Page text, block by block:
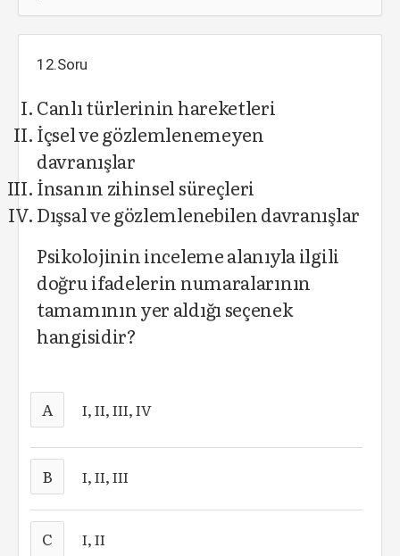
12.Soru
Canlı türlerinin hareketleri
İçsel ve gözlemlenemeyen
davranışlar
İnsanın zihinsel süreçleri
Dışsal ve gözlemlenebilen davranışlar
Psikolojinin inceleme alanıyla ilgili
doğru ifadelerin numaralarının
tamamının yer aldığı seçenek
hangisidir?
A I, II, III, IV
B I, II, III
C I, II